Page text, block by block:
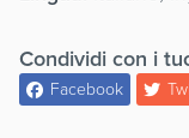
Condividi con i
Facebook